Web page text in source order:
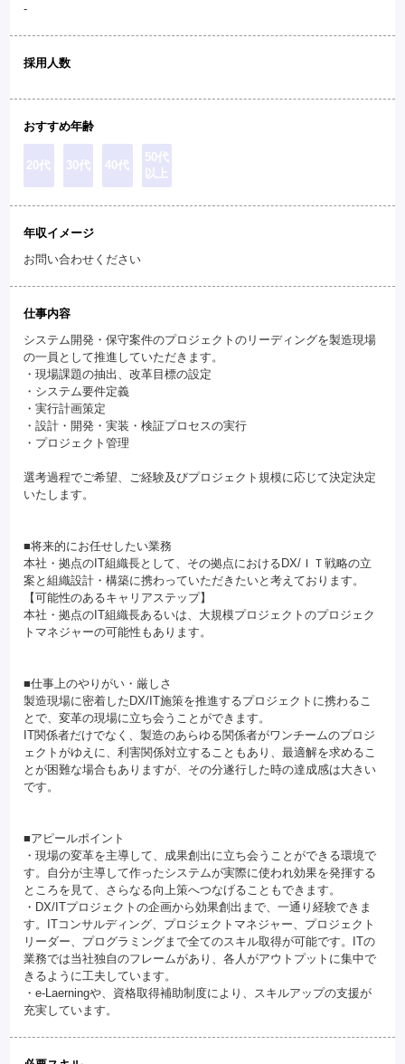
-
採用人数
おすすめ年齢
20代 30代 40代
50代
以上
年収イメージ
お問い合わせください
仕事内容
システム開発・保守案件のプロジェクトのリーディングを製造現場
の一員として推進していただきます。
・現場課題の抽出、改革目標の設定
・システム要件定義
・実行計画策定
・設計・開発・実装・検証プロセスの実行
・プロジェクト管理
選考過程でご希望、ご経験及びプロジェクト規模に応じて決定決定
いたします。
■将来的にお任せしたい業務
本社・拠点のIT組織長として、その拠点におけるDX/ＩＴ戦略の立
案と組織設計・構築に携わっていただきたいと考えております。
【可能性のあるキャリアステップ】
本社・拠点のIT組織長あるいは、大規模プロジェクトのプロジェク
トマネジャーの可能性もあります。
■仕事上のやりがい・厳しさ
製造現場に密着したDX/IT施策を推進するプロジェクトに携わるこ
とで、変革の現場に立ち会うことができます。
IT関係者だけでなく、製造のあらゆる関係者がワンチームのプロジ
ェクトがゆえに、利害関係対立することもあり、最適解を求めるこ
とが困難な場合もありますが、その分遂行した時の達成感は大きい
です。
■アピールポイント
・現場の変革を主導して、成果創出に立ち会うことができる環境で
す。自分が主導して作ったシステムが実際に使われ効果を発揮する
ところを見て、さらなる向上策へつなげることもできます。
・DX/ITプロジェクトの企画から効果創出まで、一通り経験できま
す。ITコンサルディング、プロジェクトマネジャー、プロジェクト
リーダー、プログラミングまで全てのスキル取得が可能です。ITの
業務では当社独自のフレームがあり、各人がアウトプットに集中で
きるように工夫しています。
・e-Laerningや、資格取得補助制度により、スキルアップの支援が
充実しています。